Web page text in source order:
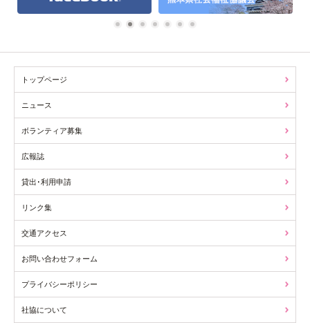
1 2 3 4 5 6 7
トップページ
ニュース
ボランティア募集
広報誌
貸出･利用申請
リンク集
交通アクセス
お問い合わせフォーム
プライバシーポリシー
社協について